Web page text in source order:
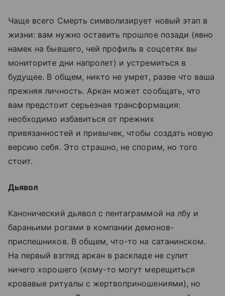
Чаще всего Смерть символизирует новый этап в
жизни: вам нужно оставить прошлое позади (явно
намек на бывшего, чей профиль в соцсетях вы
мониторите дни напролет) и устремиться в
будущее. В общем, никто не умрет, разве что ваша
прежняя личность. Аркан может сообщать, что
вам предстоит серьезная трансформация:
необходимо избавиться от прежних
привязанностей и привычек, чтобы создать новую
версию себя. Это страшно, не спорим, но того
стоит.
Дьявол
Канонический дьявол с пентаграммой на лбу и
бараньими рогами в компании демонов-
приспешников. В общем, что-то на сатанинском.
На первый взгляд аркан в раскладе не сулит
ничего хорошего (кому-то могут мерещиться
кровавые ритуалы с жертвоприношениями), но